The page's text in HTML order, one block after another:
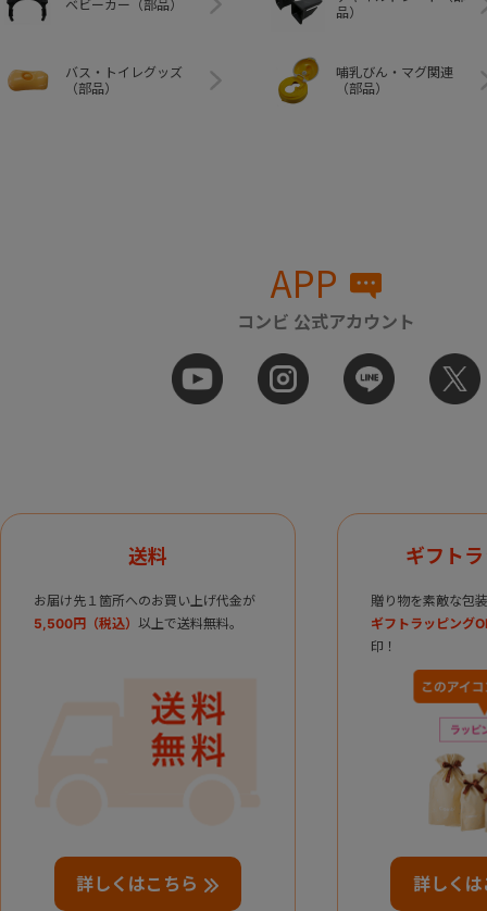
ベビーカー（部品）
品）
バス・トイレグッズ
（部品）
哺乳びん・マグ関連
（部品）
APP
コンビ 公式アカウント
送料
お届け先１箇所へのお買い上げ代金が
5,500円（税込） 以上で送料無料。
詳しくはこちら
ギフト
贈り物を素敵な包
ギフトラッピング
印！
詳しくは